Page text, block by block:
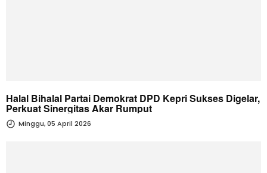
Halal Bihalal Partai Demokrat DPD Kepri Sukses Digelar,
Perkuat Sinergitas Akar Rumput
Minggu, 05 April 2026